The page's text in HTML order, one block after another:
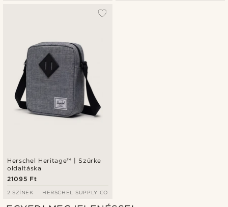
Herschel Heritage™ | Szürke
oldaltáska
21095 Ft
2 SZÍNEK HERSCHEL SUPPLY CO